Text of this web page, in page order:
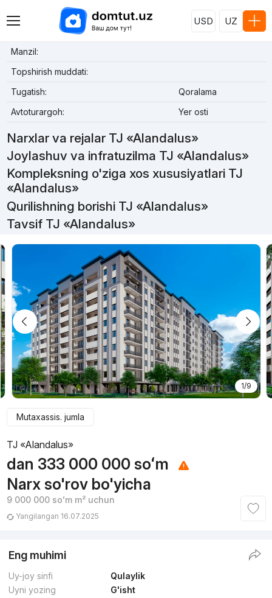
USD UZ
Manzil:
Topshirish muddati:
Tugatish:
Qoralama
Avtoturargoh:
Yer osti
Narxlar va rejalar TJ «Alandalus»
Joylashuv va infratuzilma TJ «Alandalus»
Kompleksning o'ziga xos xususiyatlari TJ
«Alandalus»
Qurilishning borishi TJ «Alandalus»
Tavsif TJ «Alandalus»
1/9
Mutaxassis. jumla
TJ «Alandalus»
dan 333 000 000 soʻm
Narx so'rov bo'yicha
9 000 000 soʻmm² uchun
Yangilangan 16.07.2025
Eng muhimi
Uy-joy sinfi
Qulaylik
Uyni yozing
G'isht